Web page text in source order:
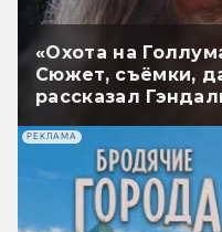
«Охота на
Сюжет, съёмки,
рассказал
РЕКЛАМА